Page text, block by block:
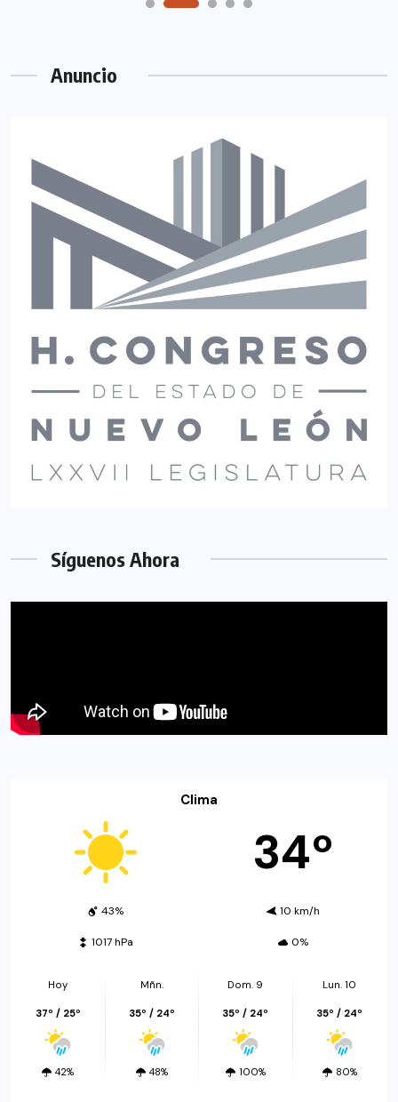
Anuncio
Síguenos Ahora
Clima
34º
43% 10 km/h
1017 hPa 0%
Hoy
37º / 25º
42%
Mñn.
35º / 24º
48%
Dom. 9
35º / 24º
100%
Lun. 10
35º / 24º
80%